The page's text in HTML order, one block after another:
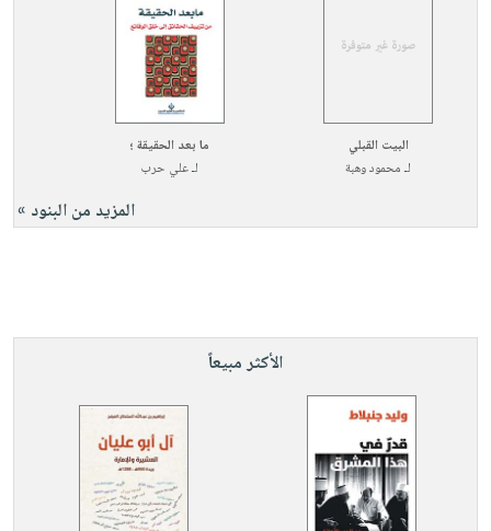
البيت القبلي
لـمحمود وهبة
ما بعد الحقيقة ؛
لـعلي حرب
المزيد من البنود »
الأكثر مبيعاً